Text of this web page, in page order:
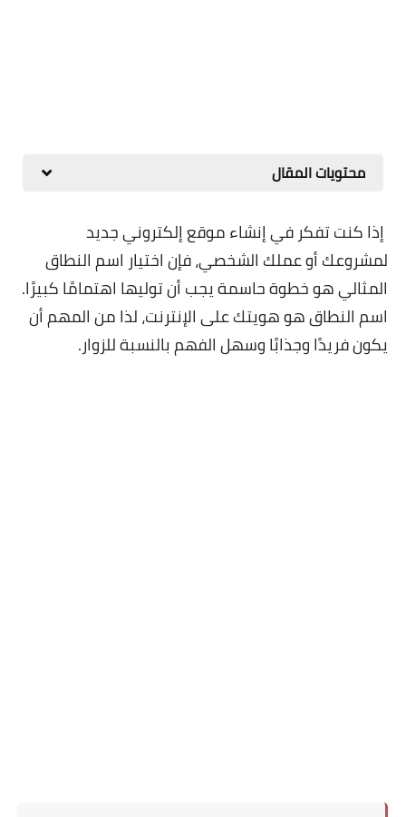
محتويات المقال
إذا كنت تفكر في إنشاء موقع إلكتروني جديد
لمشروعك أو عملك الشخصي، فإن اختيار اسم النطاق
المثالي هو خطوة حاسمة يجب أن توليها اهتمامًا كبيرًا.
اسم النطاق هو هويتك على الإنترنت، لذا من المهم أن
يكون فريدًا وجذابًا وسهل الفهم بالنسبة للزوار.